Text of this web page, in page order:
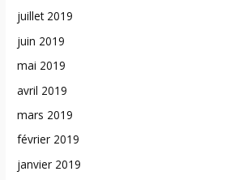
juillet 2019
juin 2019
mai 2019
avril 2019
mars 2019
février 2019
janvier 2019